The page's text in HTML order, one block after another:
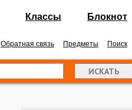
Классы Блокнот
Обратная связь Предметы Поиск